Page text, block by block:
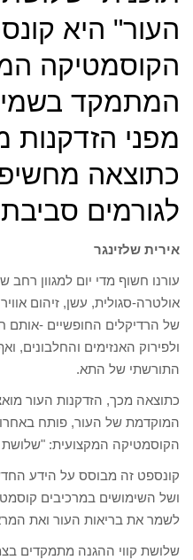
העור" היא
הקוסמטיקה
המתמקד
מפני
כתוצאה
לגורמים
אירית שלזינגר
עורנו חשוף מדי יום למגוון רחב
אולטרה-סגולית, עשן, זיהום
של הרדיקלים החופשיים -אותם
התורשתי של התא.
כתוצאה מכך, הזדקנות העור
המוקדמת של העור, פותח
הקוסמטיקה המקצועית: "שלושת
קונספט זה מבוסס על הידע
ושל השימושים במרכיבים
לשמר את בריאות העור ואת
שלושת קווי ההגנה מתמקדים